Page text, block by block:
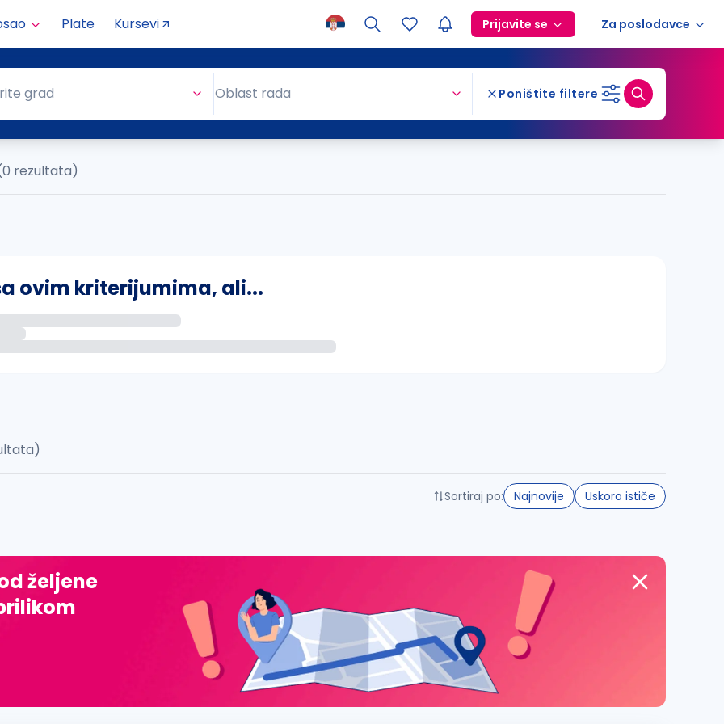
Plate Kursevi Prijavite se Za poslodavce
grad Oblast rada Poništite filtere
rezultata)
ovim kriterijumima, ali...
đ, ž, dž)
Sortiraj po: Najnovije Uskoro ističe
željene